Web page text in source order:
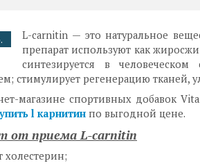
L-carnitin — это натуральное
препарат используют как
синтезируется в человеческом
стимулирует регенерацию тканей,
магазине спортивных добавок
l карнитин по выгодной цене.
от приема L-carnitin
холестерин;